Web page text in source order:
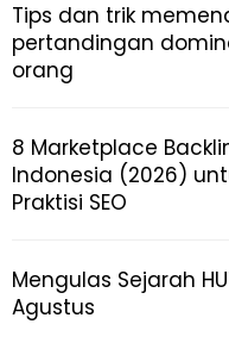
Tips dan trik
pertandingan
orang
8 Marketplace
Indonesia (2026)
Praktisi SEO
Mengulas Sejarah
Agustus